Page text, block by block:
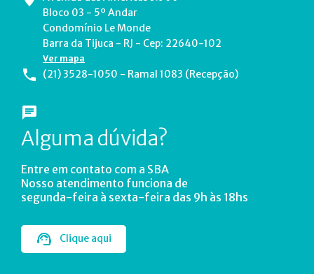
Bloco 03 - 5º Andar
Condomínio Le Monde
Barra da Tijuca - RJ - Cep: 22640-102
Ver mapa
(21) 3528-1050 - Ramal 1083 (Recepção)
Alguma dúvida?
Entre em contato com a SBA
Nosso atendimento funciona de
segunda-feira à sexta-feira das 9h às 18hs
Clique aqui